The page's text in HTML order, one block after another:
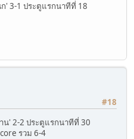
' 3-1 ประตูแรกนาทีที่ 18
#18
น' 2-2 ประตูแรกนาทีที่ 30
รวม 6-4